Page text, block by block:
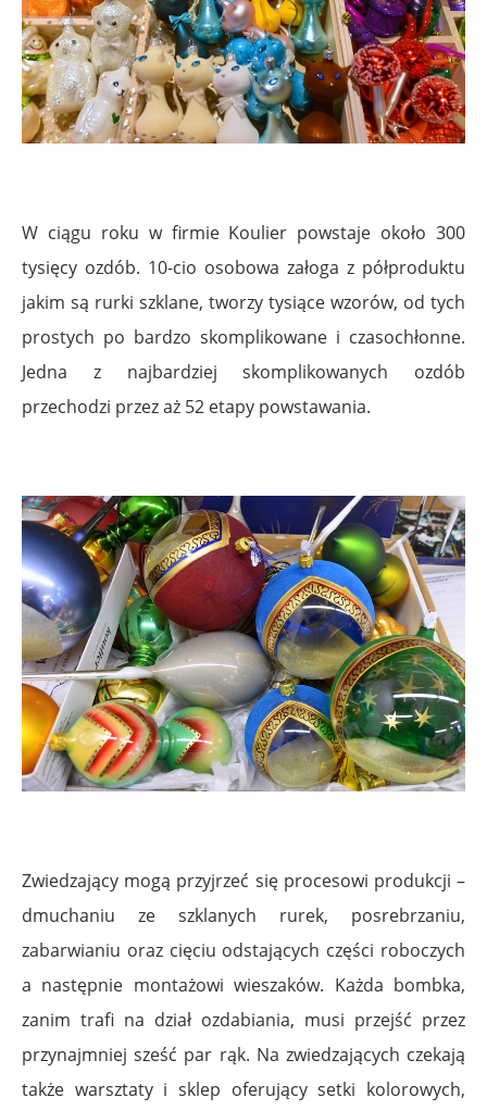
W ciągu roku w firmie Koulier powstaje około 300
tysięcy ozdób. 10-cio osobowa załoga z półproduktu
jakim są rurki szklane, tworzy tysiące wzorów, od tych
prostych po bardzo skomplikowane i czasochłonne.
Jedna z najbardziej skomplikowanych ozdób
przechodzi przez aż 52 etapy powstawania.
Zwiedzający mogą przyjrzeć się procesowi produkcji –
dmuchaniu ze szklanych rurek, posrebrzaniu,
zabarwianiu oraz cięciu odstających części roboczych
a następnie montażowi wieszaków. Każda bombka,
zanim trafi na dział ozdabiania, musi przejść przez
przynajmniej sześć par rąk. Na zwiedzających czekają
także warsztaty i sklep oferujący setki kolorowych,